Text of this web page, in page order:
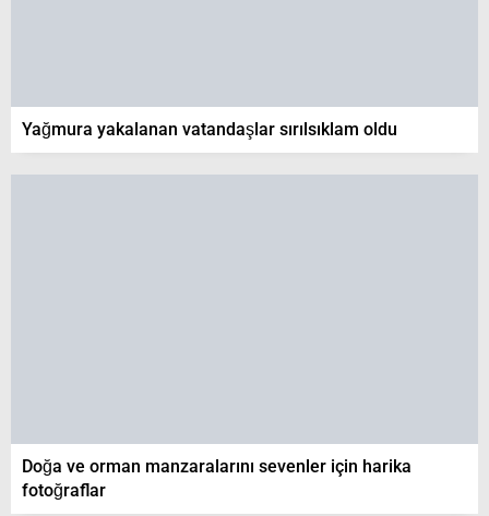
Yağmura yakalanan vatandaşlar sırılsıklam oldu
Doğa ve orman manzaralarını sevenler için harika
fotoğraflar